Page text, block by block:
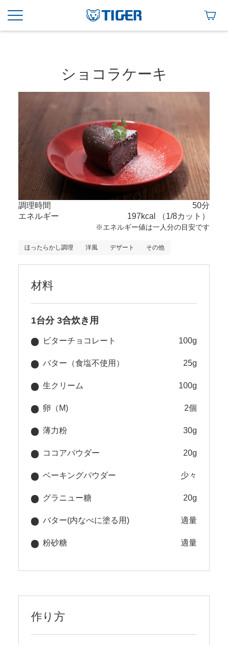
ショコラケーキ
調理時間
50分
エネルギー
197kcal （1/8カット）
※エネルギー値は一人分の目安です
ほったらかし調理 洋風 デザート その他
材料
1台分 3合炊き用
ビターチョコレート 100g
バター（食塩不使用） 25g
生クリーム 100g
卵（M) 2個
薄力粉 30g
ココアパウダー 20g
ベーキングパウダー 少々
グラニュー糖 20g
バター(内なべに塗る用) 適量
粉砂糖 適量
作り方